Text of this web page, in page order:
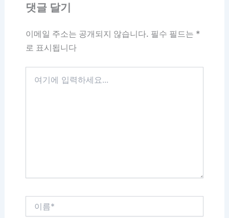
댓글 달기
이메일 주소는 공개되지 않습니다. 필수 필드는 *
로 표시됩니다